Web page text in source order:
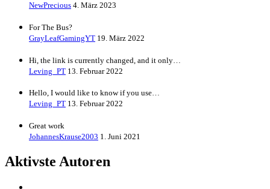
NewPrecious 4. März 2023
For The Bus?
GrayLeafGamingYT 19. März 2022
Hi, the link is currently changed, and it only…
Leving_PT 13. Februar 2022
Hello, I would like to know if you use…
Leving_PT 13. Februar 2022
Great work
JohannesKrause2003 1. Juni 2021
Aktivste Autoren